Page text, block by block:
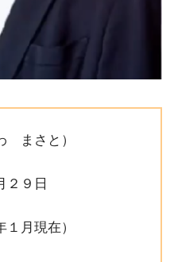
まさと）
２９日
月現在）